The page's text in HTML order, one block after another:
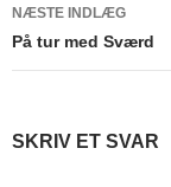
NÆSTE INDLÆG
På tur med Sværd
SKRIV ET SVAR